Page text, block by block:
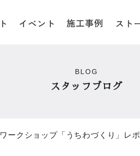
BLOG
スタッフブログ
ワークショップ「うちわづくり」レポ